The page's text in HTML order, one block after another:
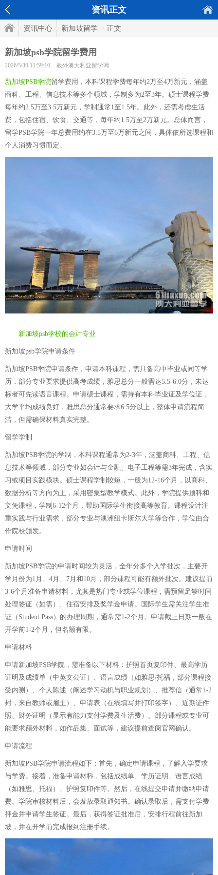
资讯正文
资讯中心 新加坡留学 正文
新加坡psb学院留学费用
2026/5/30 11:59:10 教外澳大利亚留学网
新加坡PSB学院留学费用，本科课程学费每年约2万至4万新元，涵盖
商科、工程、信息技术等多个领域，学制多为2至3年。硕士课程学费
每年约2.5万至3.5万新元，学制通常1至1.5年。此外，还需考虑生活
费，包括住宿、饮食、交通等，每年约1.5万至2万新元。总体而言，
留学PSB学院一年总费用约在3.5万至6万新元之间，具体依所选课程和
个人消费习惯而定。
新加坡psb学校的会计专业
新加坡psb学院申请条件
新加坡PSB学院申请条件，申请本科课程，需具备高中毕业或同等学
历，部分专业要求提供高考成绩，雅思总分一般需达5.5-6.0分，未达
标者可先读语言课程。申请硕士课程，需持有本科毕业证及学位证，
大学平均成绩良好，雅思总分通常要求6.5分以上，整体申请流程简
洁，但需确保材料真实完整。
留学学制
新加坡PSB学院的学制，本科课程通常为2-3年，涵盖商科、工程、信
息技术等领域，部分专业如会计与金融、电子工程等需3年完成，含实
习或项目实践模块。硕士课程学制较短，一般为12-16个月，以商科、
数据分析等方向为主，采用密集型教学模式。此外，学院提供预科和
文凭课程，学制6-12个月，帮助国际学生衔接高等教育。课程设计注
重实践与行业需求，部分专业与澳洲纽卡斯尔大学等合作，学位由合
作院校颁发。
申请时间
新加坡PSB学院的申请时间较为灵活，全年分多个入学批次，主要开
学月份为1月、4月、7月和10月，部分课程可能有额外批次。建议提前
3-6个月准备申请材料，尤其是热门专业或学位课程，需预留足够时间
处理签证（如需）、住宿安排及奖学金申请。国际学生需关注学生准
证（Student Pass）的办理周期，通常需1-2个月。申请截止日期一般在
开学前1-2个月，但名额有限。
申请材料
申请新加坡PSB学院，需准备以下材料：护照首页复印件、最高学历
证明及成绩单（中英文公证）、语言成绩（如雅思/托福，部分课程接
受内测）、个人陈述（阐述学习动机与职业规划）、推荐信（通常1-2
封，来自教师或雇主）、申请表（在线填写并打印签字）、近期证件
照、财务证明（显示有能力支付学费及生活费）。部分课程或专业可
能要求额外材料，如作品集、面试等，建议提前查阅官网确认。
申请流程
新加坡PSB学院申请流程如下：首先，确定申请课程，了解入学要求
与学费。接着，准备申请材料，包括成绩单、学历证明、语言成绩
（如雅思、托福）、护照复印件等。然后，在线提交申请并缴纳申请
费。学院审核材料后，会发放录取通知书。确认录取后，需支付学费
押金并申请学生签证。最后，获得签证批准后，安排行程前往新加
坡，并在开学前完成报到注册手续。